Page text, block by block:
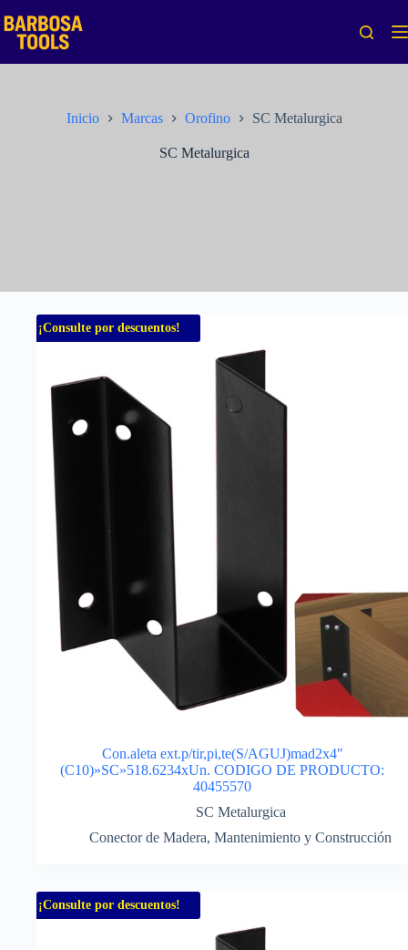
al
contenido
Inicio Marcas Orofino SC Metalurgica
SC Metalurgica
¡Consulte por descuentos!
Con.aleta ext.p/tir,pi,te(S/AGUJ)mad2x4″
(C10)»SC»518.6234xUn. CODIGO DE PRODUCTO:
40455570
SC Metalurgica
Conector de Madera, Mantenimiento y Construcción
¡Consulte por descuentos!